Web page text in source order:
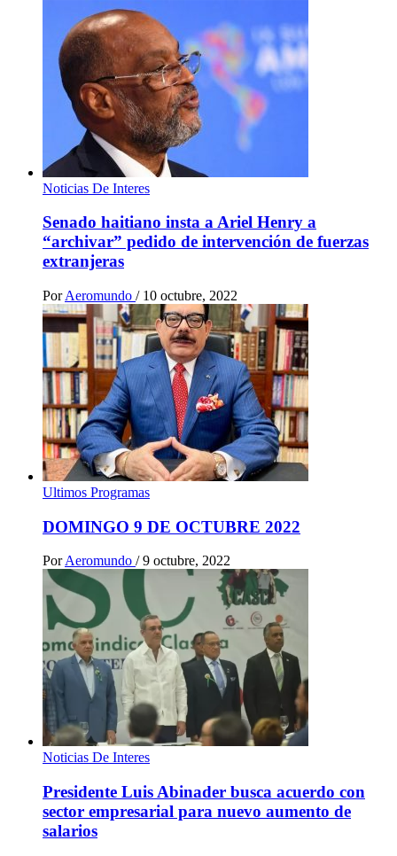
Noticias De Interes
Senado haitiano insta a Ariel Henry a
“archivar” pedido de intervención de fuerzas
extranjeras
Por Aeromundo / 10 octubre, 2022
Ultimos Programas
DOMINGO 9 DE OCTUBRE 2022
Por Aeromundo / 9 octubre, 2022
Noticias De Interes
Presidente Luis Abinader busca acuerdo con
sector empresarial para nuevo aumento de
salarios